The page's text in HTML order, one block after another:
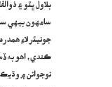
بلاول ڀٽو ۽
سامهون بيهي
جونيئر لاءِ
ڪندي، اهو به
نوجوانن ۾